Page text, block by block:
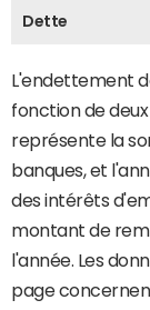
Dette
L'endettement
fonction de
représente la
banques, et
des intérêts
montant de
l'année. Les
page